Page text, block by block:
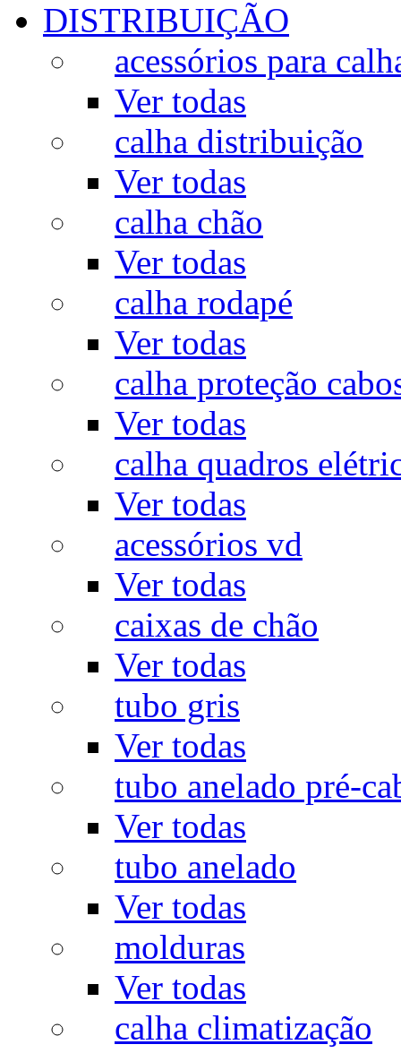
DISTRIBUIÇÃO
acessórios para
Ver todas
calha distribuição
Ver todas
calha chão
Ver todas
calha rodapé
Ver todas
calha proteção
Ver todas
calha quadros
Ver todas
acessórios vd
Ver todas
caixas de chão
Ver todas
tubo gris
Ver todas
tubo anelado pré-
Ver todas
tubo anelado
Ver todas
molduras
Ver todas
calha climatização